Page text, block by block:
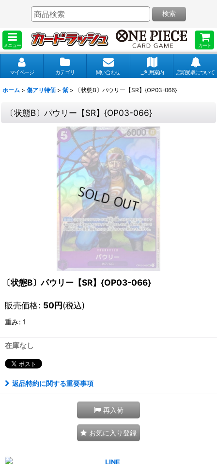
メニュー カート
検索
マイページ カテゴリ 問い合わせ ご利用案内 店頭受取について
ホーム > 傷アリ特価 > 紫 > 〔状態B〕パウリー【SR】{OP03-066}
〔状態B〕パウリー【SR】{OP03-066}
〔状態B〕パウリー【SR】{OP03-066}
販売価格: 50円(税込)
重み: 1
在庫なし
返品特約に関する重要事項
再入荷
お気に入り登録